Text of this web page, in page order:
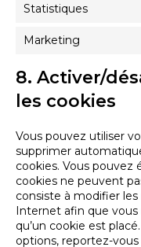
Statistiques
Marketing
8. Activer/
les cookies
Vous pouvez utiliser
supprimer
cookies. Vous
cookies ne peuvent
consiste à modifier
Internet afin que vous
qu’un cookie est
options, reportez-